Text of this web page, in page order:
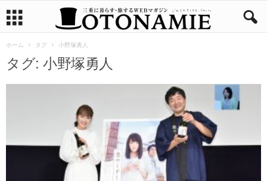
ホーム タグ 小野塚勇人
タグ: 小野塚勇人